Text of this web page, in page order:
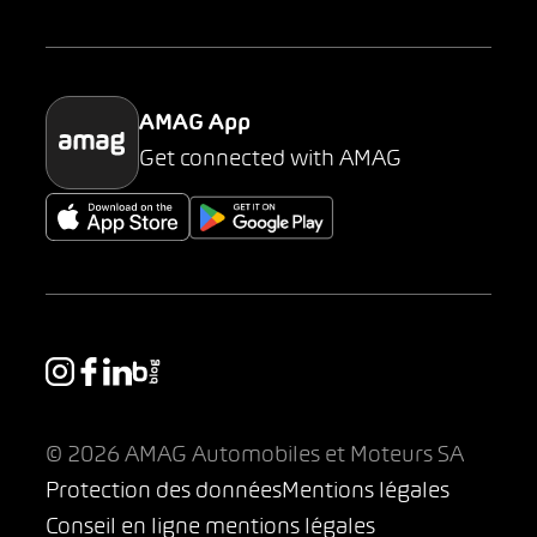
Parking
AMAG App
Get connected with AMAG
© 2026 AMAG Automobiles et Moteurs SA
Protection des donnéesMentions légales
Conseil en ligne mentions légales